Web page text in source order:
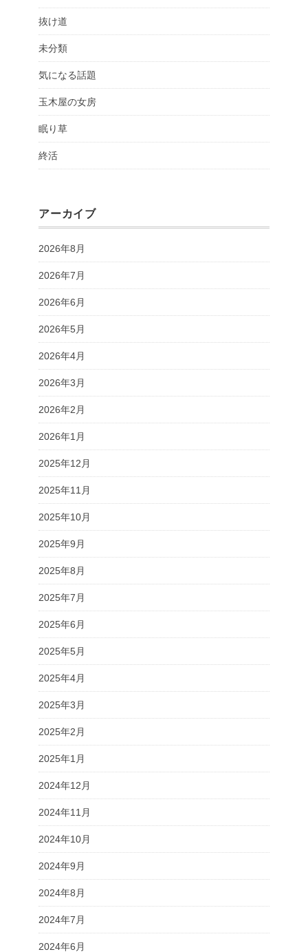
抜け道
未分類
気になる話題
玉木屋の女房
眠り草
終活
アーカイブ
2026年8月
2026年7月
2026年6月
2026年5月
2026年4月
2026年3月
2026年2月
2026年1月
2025年12月
2025年11月
2025年10月
2025年9月
2025年8月
2025年7月
2025年6月
2025年5月
2025年4月
2025年3月
2025年2月
2025年1月
2024年12月
2024年11月
2024年10月
2024年9月
2024年8月
2024年7月
2024年6月